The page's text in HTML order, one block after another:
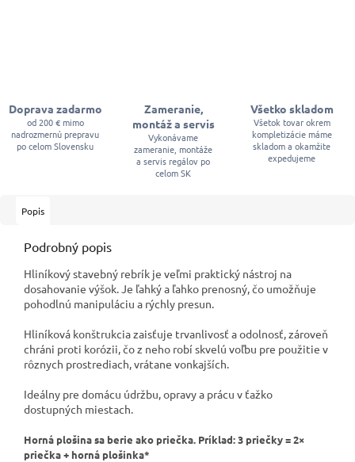
Doprava zadarmo
od 200 € mimo
nadrozmernú prepravu
po celom Slovensku
Zameranie,
montáž a servis
Vykonávame
zameranie, montáže
a servis regálov po
celom SK
Všetko skladom
Všetok tovar okrem
kompletizácie máme
skladom a okamžite
expedujeme
Popis
Podrobný popis
Hliníkový stavebný rebrík je veľmi praktický nástroj na
dosahovanie výšok. Je ľahký a ľahko prenosný, čo umožňuje
pohodlnú manipuláciu a rýchly presun.
Hliníková konštrukcia zaisťuje trvanlivosť a odolnosť, zároveň
chráni proti korózii, čo z neho robí skvelú voľbu pre použitie v
rôznych prostrediach, vrátane vonkajších.
Ideálny pre domácu údržbu, opravy a prácu v ťažko
dostupných miestach.
Horná plošina sa berie ako priečka. Príklad: 3 priečky = 2×
priečka + horná plošinka*